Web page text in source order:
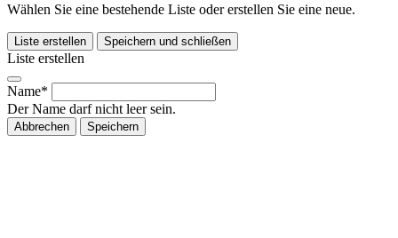
Wählen Sie eine bestehende Liste oder erstellen Sie eine neue.
Liste erstellen Speichern und schließen
Liste erstellen
Name*
Der Name darf nicht leer sein.
Abbrechen Speichern